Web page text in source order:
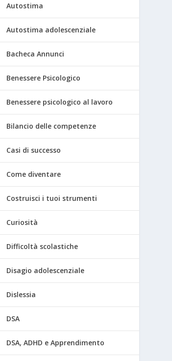
Autostima
Autostima adolescenziale
Bacheca Annunci
Benessere Psicologico
Benessere psicologico al lavoro
Bilancio delle competenze
Casi di successo
Come diventare
Costruisci i tuoi strumenti
Curiosità
Difficoltà scolastiche
Disagio adolescenziale
Dislessia
DSA
DSA, ADHD e Apprendimento